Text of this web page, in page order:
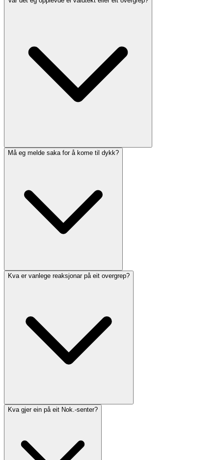
Må eg melde saka for å kome til dykk?
Kva er vanlege reaksjonar på eit overgrep?
Kva gjer ein på eit Nok.-senter?